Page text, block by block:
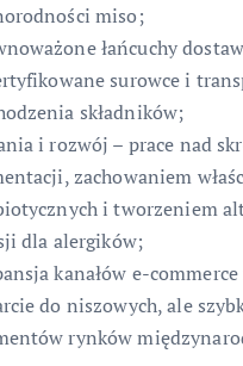
miso;
łańcuchy
surowce i
składników;
i rozwój – prace nad
zachowaniem
i tworzeniem
dla alergików;
kanałów e-
do niszowych, ale
rynków